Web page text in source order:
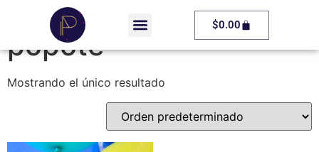
$0.00
/ Productos etiquetados “popote”
popote
Mostrando el único resultado